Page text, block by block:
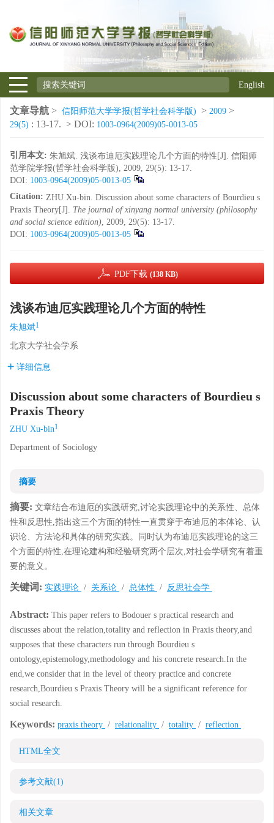
English
文章导航 > 信阳师范大学学报(哲学社会科学版) > 2009 >
29(5) : 13-17. > DOI: 1003-0964(2009)05-0013-05
引用本文: 朱旭斌. 浅谈布迪厄实践理论几个方面的特性[J]. 信阳师
范学院学报(哲学社会科学版), 2009, 29(5): 13-17.
DOI: 1003-0964(2009)05-0013-05
Citation: ZHU Xu-bin. Discussion about some characters of Bourdieu s
Praxis Theory[J]. The journal of xinyang normal university (philosophy
and social science edition), 2009, 29(5): 13-17.
DOI: 1003-0964(2009)05-0013-05
PDF下载 (138 KB)
浅谈布迪厄实践理论几个方面的特性
朱旭斌1
北京大学社会学系
详细信息
Discussion about some characters of Bourdieu s
Praxis Theory
ZHU Xu-bin1
Department of Sociology
摘要
摘要: 文章结合布迪厄的实践研究,讨论实践理论中的关系性、总体
性和反思性,指出这三个方面的特性一直贯穿于布迪厄的本体论、认
识论、方法论和具体的研究实践。同时认为布迪厄实践理论的这三
个方面的特性,在理论建构和经验研究两个层次,对社会学研究有着重
要的意义。
关键词: 实践理论 / 关系论 / 总体性 / 反思社会学
Abstract: This paper refers to Bodouer s practical research and
discusses about the relation,totality and reflection in Praxis theory,and
supposes that these characters run through Bourdieu s
ontology,epistemology,methodology and his concrete research.In the
end,we consider that in the level of theory practice and concrete
research,Bourdieu s Praxis Theory will be a significant reference for
social research.
Keywords: praxis theory / relationality / totality / reflection
HTML全文
参考文献(1)
相关文章